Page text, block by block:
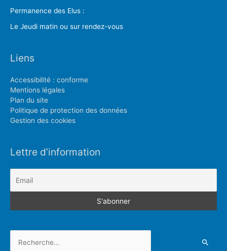
Permanence des Elus :
Le Jeudi matin ou sur rendez-vous
Liens
Accessibilité : conforme
Mentions légales
Plan du site
Politique de protection des données
Gestion des cookies
Lettre d’information